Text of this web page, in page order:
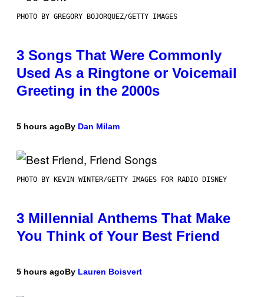
PHOTO BY GREGORY BOJORQUEZ/GETTY IMAGES
3 Songs That Were Commonly
Used As a Ringtone or Voicemail
Greeting in the 2000s
5 hours agoBy Dan Milam
PHOTO BY KEVIN WINTER/GETTY IMAGES FOR RADIO DISNEY
3 Millennial Anthems That Make
You Think of Your Best Friend
5 hours agoBy Lauren Boisvert